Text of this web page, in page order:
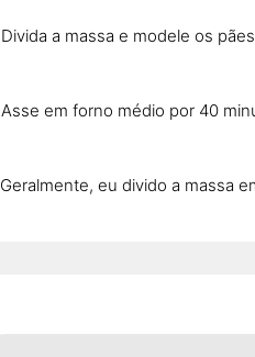
Divida a massa e modele os
Asse em forno médio por 40
Geralmente, eu divido a massa